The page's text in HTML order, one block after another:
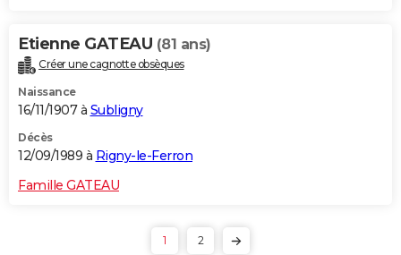
Etienne GATEAU (81 ans)
Créer une cagnotte obsèques
Naissance
16/11/1907 à Subligny
Décès
12/09/1989 à Rigny-le-Ferron
Famille GATEAU
1 2